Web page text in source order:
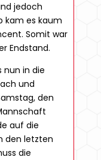
jedoch
kam es kaum
Somit war
Endstand.
nun in die
und
den
auf die
den letzten
die